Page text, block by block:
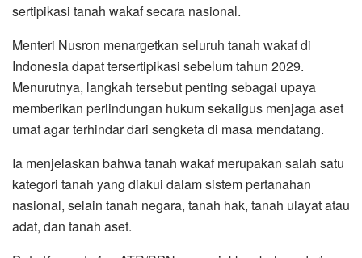
sertipikasi tanah wakaf secara nasional.
Menteri Nusron menargetkan seluruh tanah wakaf di
Indonesia dapat tersertipikasi sebelum tahun 2029.
Menurutnya, langkah tersebut penting sebagai upaya
memberikan perlindungan hukum sekaligus menjaga aset
umat agar terhindar dari sengketa di masa mendatang.
Ia menjelaskan bahwa tanah wakaf merupakan salah satu
kategori tanah yang diakui dalam sistem pertanahan
nasional, selain tanah negara, tanah hak, tanah ulayat atau
adat, dan tanah aset.